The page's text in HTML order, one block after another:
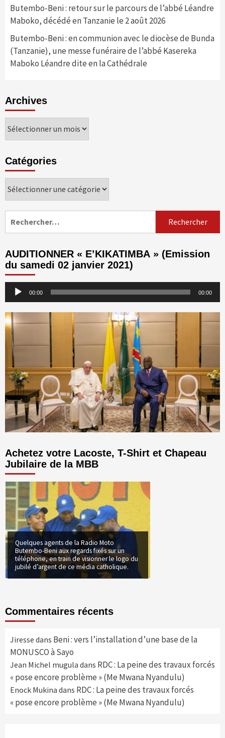
Butembo-Beni : retour sur le parcours de l’abbé Léandre
Maboko, décédé en Tanzanie le 2 août 2026
Butembo-Beni : en communion avec le diocèse de Bunda
(Tanzanie), une messe funéraire de l’abbé Kasereka
Maboko Léandre dite en la Cathédrale
Archives
Archives
Catégories
Catégories
AUDITIONNER « E’KIKATIMBA » (Emission
du samedi 02 janvier 2021)
Lecteur 00:00 00:00
Achetez votre Lacoste, T-Shirt et Chapeau
Jubilaire de la MBB
Quelques agents de la Radio Moto
Butembo-Beni aux regards fixés sur un
téléphone, en train de visionner le logo du
jubilé d’argent de ce média catholique.
Commentaires récents
Jiresse dans Beni : vers l’installation d’une base de la
MONUSCO à Sayo
Jean Michel mugula dans RDC : La peine des travaux forcés
« pose encore problème » (Me Mwana Nyandulu)
Enock Mukina dans RDC : La peine des travaux forcés
« pose encore problème » (Me Mwana Nyandulu)